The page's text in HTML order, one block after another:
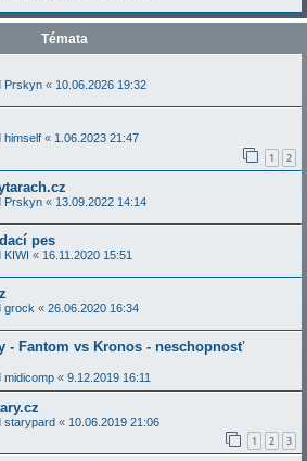
Témata
Prskyn « 10.06.2026 19:32
himself « 1.06.2023 21:47
1 2
Prskyn « 13.09.2022 14:14
pes
KIWI « 16.11.2020 15:51
grock « 26.06.2020 16:34
- Fantom vs Kronos - neschopnosť
midicomp « 9.12.2019 16:11
starypard « 10.06.2019 21:06
1 2 3